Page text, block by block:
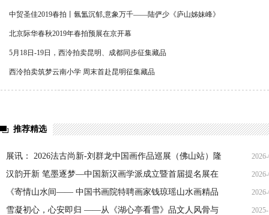
中贸圣佳2019春拍丨氤氲沉郁,意象万千——陆俨少《庐山姊妹峰》
北京际华春秋2019年春拍预展在京开幕
5月18日-19日，西泠拍卖昆明、成都同步征集藏品
西泠拍卖筑梦云南小学 周末首赴昆明征集藏品
推荐精选
展讯： 2026法古尚新-刘群龙中国画作品巡展（佛山站）隆
重开幕
汉韵开新 笔墨逐梦—中国新汉画学派成立暨首届提名展在
京隆重启幕
《寄情山水间—— 中国书画院特聘画家钱琼瑶山水画精品
展》欢迎合作
雪凝初心，心安即归 ——从《湖心亭看雪》品文人风骨与